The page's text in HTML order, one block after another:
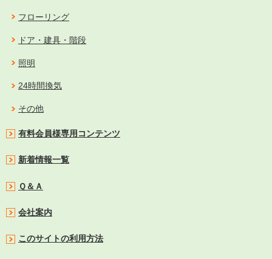
フローリング
ドア・建具・階段
照明
24時間換気
その他
有料会員様専用コンテンツ
新着情報一覧
Ｑ＆Ａ
会社案内
このサイトの利用方法